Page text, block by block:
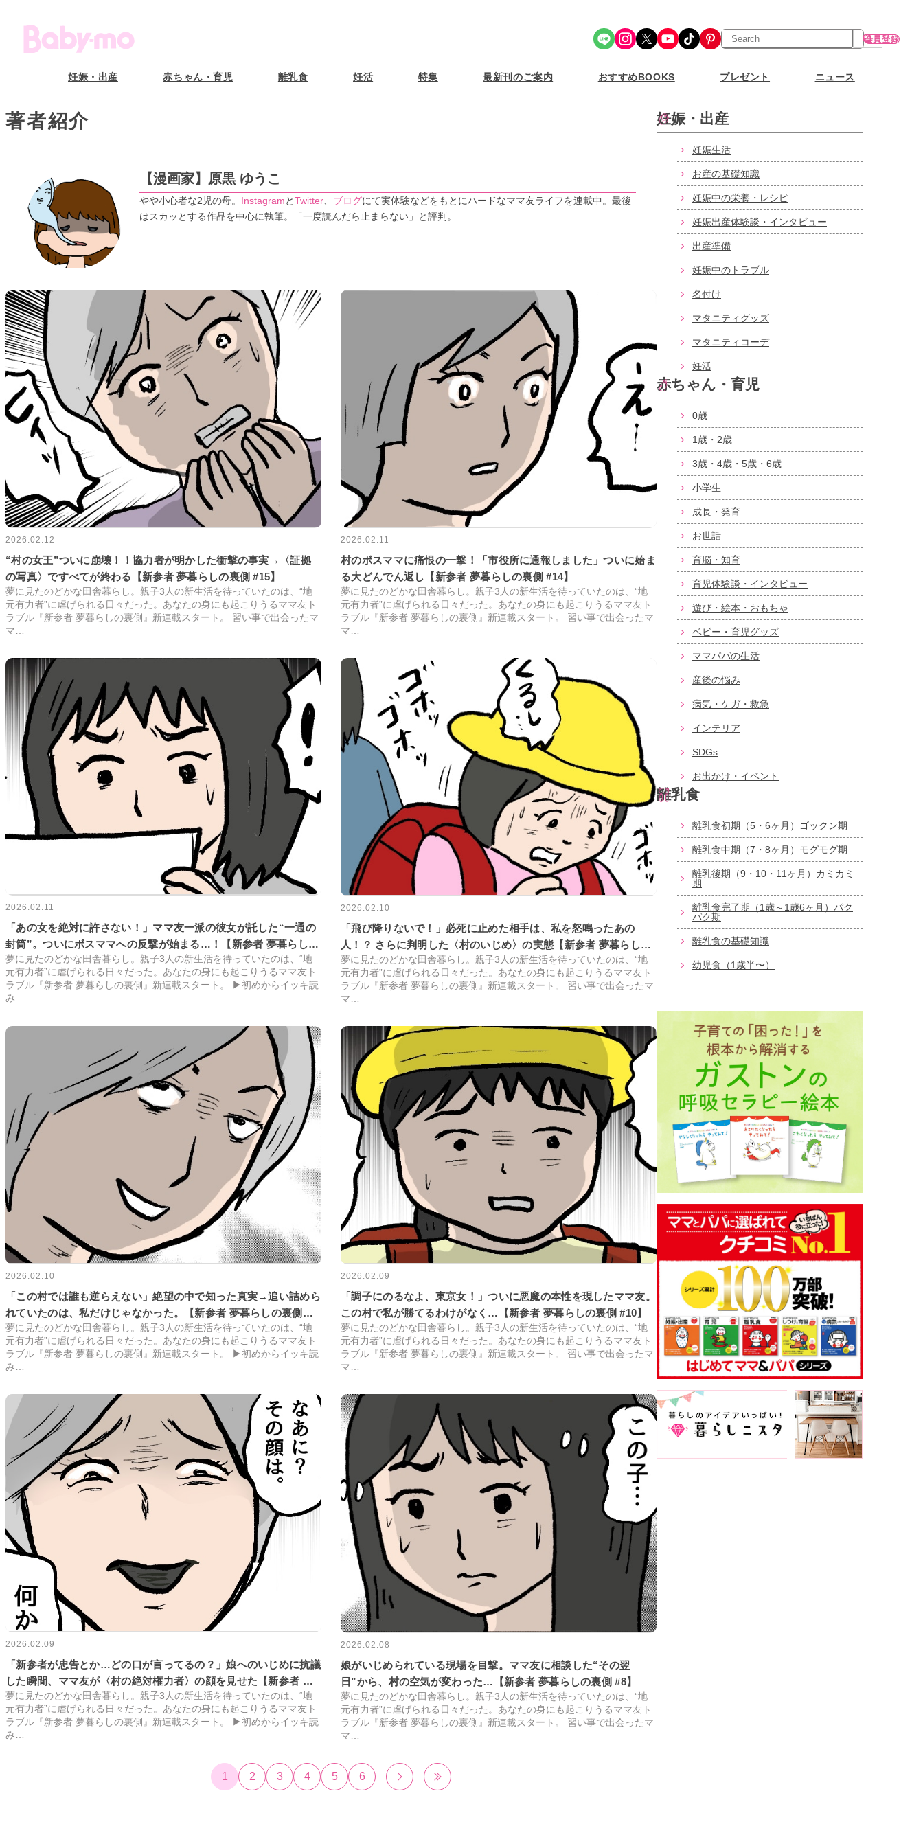
Share Icon Instagram X YouTube TikTok Pinterest
検
索
会員登録
妊娠・出産 赤ちゃん・育児 離乳食 妊活 特集 最新刊のご案内 おすすめBOOKS プレゼント ニュース
著者紹介
【漫画家】 原黒 ゆうこ
やや小心者な2児の母。 InstagramとTwitter ブログにて実体験などをもとにハードなママ友ライフを連載中。最後
はスカッとする作品を中心に執筆。「一度読んだら止まらない」と評判。
2026.02.12
“村の女王”ついに崩壊！！協力者が明かした衝撃の事実→〈証拠
の写真〉ですべてが終わる【新参者 夢暮らしの裏側 #15】
夢に見たのどかな田舎暮らし。親子3人の新生活を待っていたのは、“地
元有力者”に虐げられる日々だった。あなたの身にも起こりうるママ友ト
ラブル『新参者 夢暮らしの裏側』新連載スタート。 習い事で出会ったマ
マ…
2026.02.11
村のボスママに痛恨の一撃！「市役所に通報しました」ついに始ま
る大どんでん返し【新参者 夢暮らしの裏側 #14】
夢に見たのどかな田舎暮らし。親子3人の新生活を待っていたのは、“地
元有力者”に虐げられる日々だった。あなたの身にも起こりうるママ友ト
ラブル『新参者 夢暮らしの裏側』新連載スタート。 習い事で出会ったマ
マ…
2026.02.11
「あの女を絶対に許さない！」ママ友一派の彼女が託した“一通の
封筒”。ついにボスママへの反撃が始まる…！【新参者 夢暮らしの
裏側 #13】
夢に見たのどかな田舎暮らし。親子3人の新生活を待っていたのは、“地
元有力者”に虐げられる日々だった。あなたの身にも起こりうるママ友ト
ラブル『新参者 夢暮らしの裏側』新連載スタート。 ▶初めからイッキ読
み…
2026.02.10
「飛び降りないで！」必死に止めた相手は、私を怒鳴ったあの
人！？ さらに判明した〈村のいじめ〉の実態【新参者 夢暮らしの
裏側 #12】
夢に見たのどかな田舎暮らし。親子3人の新生活を待っていたのは、“地
元有力者”に虐げられる日々だった。あなたの身にも起こりうるママ友ト
ラブル『新参者 夢暮らしの裏側』新連載スタート。 習い事で出会ったマ
マ…
2026.02.10
「この村では誰も逆らえない」絶望の中で知った真実→追い詰めら
れていたのは、私だけじゃなかった。【新参者 夢暮らしの裏側
#11】
夢に見たのどかな田舎暮らし。親子3人の新生活を待っていたのは、“地
元有力者”に虐げられる日々だった。あなたの身にも起こりうるママ友ト
ラブル『新参者 夢暮らしの裏側』新連載スタート。 ▶初めからイッキ読
み…
2026.02.09
「調子にのるなよ、東京女！」ついに悪魔の本性を現したママ友。
この村で私が勝てるわけがなく…【新参者 夢暮らしの裏側 #10】
夢に見たのどかな田舎暮らし。親子3人の新生活を待っていたのは、“地
元有力者”に虐げられる日々だった。あなたの身にも起こりうるママ友ト
ラブル『新参者 夢暮らしの裏側』新連載スタート。 習い事で出会ったマ
マ…
2026.02.09
「新参者が忠告とか…どの口が言ってるの？」娘へのいじめに抗議
した瞬間、ママ友が〈村の絶対権力者〉の顔を見せた【新参者 夢
暮らしの裏側 #9】
夢に見たのどかな田舎暮らし。親子3人の新生活を待っていたのは、“地
元有力者”に虐げられる日々だった。あなたの身にも起こりうるママ友ト
ラブル『新参者 夢暮らしの裏側』新連載スタート。 ▶初めからイッキ読
み…
2026.02.08
娘がいじめられている現場を目撃。ママ友に相談した“その翌
日”から、村の空気が変わった…【新参者 夢暮らしの裏側 #8】
夢に見たのどかな田舎暮らし。親子3人の新生活を待っていたのは、“地
元有力者”に虐げられる日々だった。あなたの身にも起こりうるママ友ト
ラブル『新参者 夢暮らしの裏側』新連載スタート。 習い事で出会ったマ
マ…
1 2 3 4 5 6
妊娠・出産
妊娠生活
お産の基礎知識
妊娠中の栄養・レシピ
妊娠出産体験談・インタビュー
出産準備
妊娠中のトラブル
名付け
マタニティグッズ
マタニティコーデ
妊活
赤ちゃん・育児
0歳
1歳・2歳
3歳・4歳・5歳・6歳
小学生
成長・発育
お世話
育脳・知育
育児体験談・インタビュー
遊び・絵本・おもちゃ
ベビー・育児グッズ
ママパパの生活
産後の悩み
病気・ケガ・救急
インテリア
SDGs
お出かけ・イベント
離乳食
離乳食初期（5・6ヶ月）ゴックン期
離乳食中期（7・8ヶ月）モグモグ期
離乳後期（9・10・11ヶ月）カミカミ
期
離乳食完了期（1歳～1歳6ヶ月）パク
パク期
離乳食の基礎知識
幼児食（1歳半〜）